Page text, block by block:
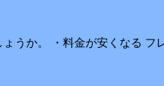
うか。 ・料金が安くなる